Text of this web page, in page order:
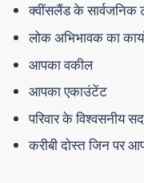
क्वींसलैंड के सार्वजनिक
लोक अभिभावक का
आपका वकील
आपका एकाउंटेंट
परिवार के विश्वसनीय
करीबी दोस्त जिन पर